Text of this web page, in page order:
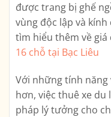
được trang bị ghế
vùng độc lập và
tìm hiểu thêm về giá
16 chỗ tại Bạc Liêu
Với những tính
hơn, việc thuê xe du
pháp lý tưởng cho